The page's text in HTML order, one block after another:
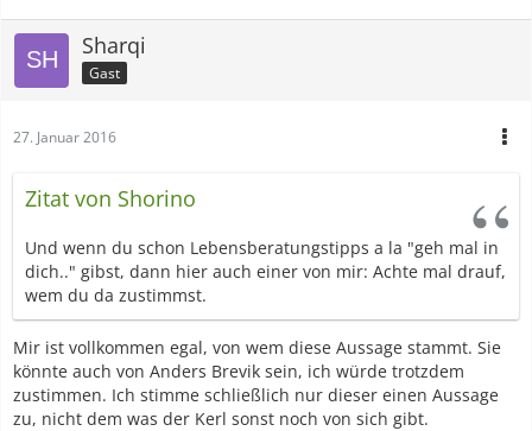
Sharqi
Gast
27. Januar 2016
Zitat von Shorino
Und wenn du schon Lebensberatungstipps a la "geh mal in
dich.." gibst, dann hier auch einer von mir: Achte mal drauf,
wem du da zustimmst.
Mir ist vollkommen egal, von wem diese Aussage stammt. Sie
könnte auch von Anders Brevik sein, ich würde trotzdem
zustimmen. Ich stimme schließlich nur dieser einen Aussage
zu, nicht dem was der Kerl sonst noch von sich gibt.